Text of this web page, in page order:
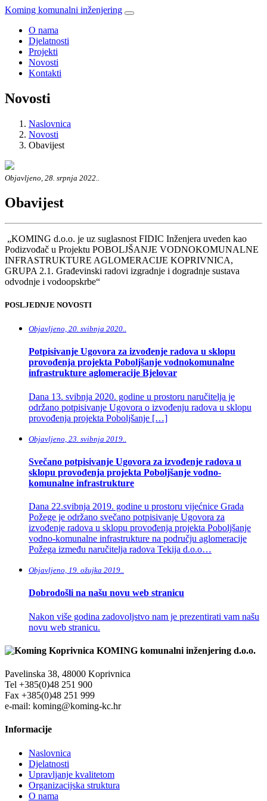
Koming komunalni inženjering
O nama
Djelatnosti
Projekti
Novosti
Kontakti
Novosti
Naslovnica
Novosti
Obavijest
Objavljeno, 28. srpnja 2022..
Obavijest
„KOMING d.o.o. je uz suglasnost FIDIC Inženjera uveden kao
Podizvođač u Projektu POBOLJŠANJE VODNOKOMUNALNE
INFRASTRUKTURE AGLOMERACIJE KOPRIVNICA,
GRUPA 2.1. Građevinski radovi izgradnje i dogradnje sustava
odvodnje i vodoopskrbe“
POSLJEDNJE NOVOSTI
Objavljeno, 20. svibnja 2020..
Potpisivanje Ugovora za izvođenje radova u sklopu
provođenja projekta Poboljšanje vodnokomunalne
infrastrukture aglomeracije Bjelovar
Dana 13. svibnja 2020. godine u prostoru naručitelja je
održano potpisivanje Ugovora o izvođenju radova u sklopu
provođenja projekta Poboljšanje […]
Objavljeno, 23. svibnja 2019..
Svečano potpisivanje Ugovora za izvođenje radova u
sklopu provođenja projekta Poboljšanje vodno-
komunalne infrastrukture
Dana 22.svibnja 2019. godine u prostoru vijećnice Grada
Požege je održano svečano potpisivanje Ugovora za
izvođenje radova u sklopu provođenja projekta Poboljšanje
vodno-komunalne infrastrukture na području aglomeracije
Požega između naručitelja radova Tekija d.o.o…
Objavljeno, 19. ožujka 2019..
Dobrodošli na našu novu web stranicu
Nakon više godina zadovoljstvo nam je prezentirati vam našu
novu web stranicu.
KOMING komunalni inženjering d.o.o.
Pavelinska 38, 48000 Koprivnica
Tel +385(0)48 251 900
Fax +385(0)48 251 999
e-mail: koming@koming-kc.hr
Informacije
Naslovnica
Djelatnosti
Upravljanje kvalitetom
Organizacijska struktura
O nama